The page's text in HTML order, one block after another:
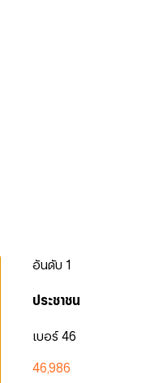
อันดับ 1
ประชาชน
เบอร์ 46
46,986